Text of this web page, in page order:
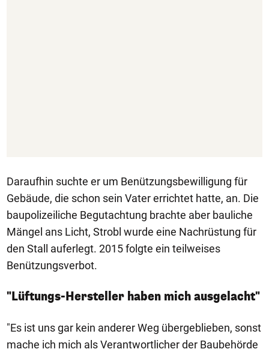
Daraufhin suchte er um Benützungsbewilligung für
Gebäude, die schon sein Vater errichtet hatte, an. Die
baupolizeiliche Begutachtung brachte aber bauliche
Mängel ans Licht, Strobl wurde eine Nachrüstung für
den Stall auferlegt. 2015 folgte ein teilweises
Benützungsverbot.
"Lüftungs-Hersteller haben mich ausgelacht"
"Es ist uns gar kein anderer Weg übergeblieben, sonst
mache ich mich als Verantwortlicher der Baubehörde